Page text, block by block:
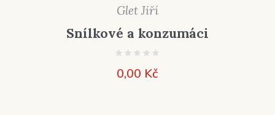
Glet Jiří
Snílkové a konzumáci
0,00 Kč